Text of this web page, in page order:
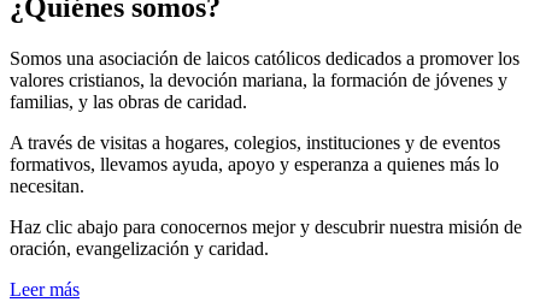
¿Quiénes somos?
Somos una asociación de laicos católicos dedicados a promover los
valores cristianos, la devoción mariana, la formación de jóvenes y
familias, y las obras de caridad.
A través de visitas a hogares, colegios, instituciones y de eventos
formativos, llevamos ayuda, apoyo y esperanza a quienes más lo
necesitan.
Haz clic abajo para conocernos mejor y descubrir nuestra misión de
oración, evangelización y caridad.
Leer más